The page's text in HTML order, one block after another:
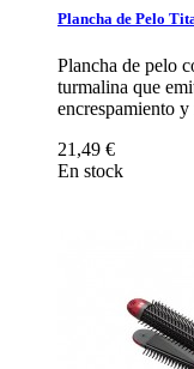
Plancha de Pelo
Plancha de pelo
turmalina que
encrespamiento
21,49 €
En stock